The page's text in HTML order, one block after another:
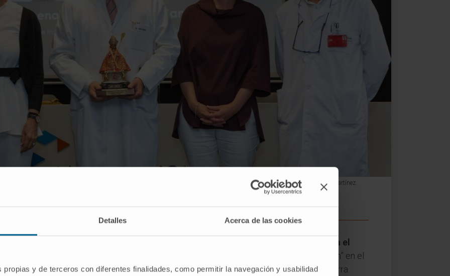
Detalles Acerca de las cookies
propias y de terceros con diferentes finalidades, como permitir la navegación y usabilidad
de Salud, Santos Indurain; el Dr. Jesús San Miguel; la rectora de la Universidad de Navarra, María Iraburu, y el Dr. Nicolás Martínez.
Clínica y Traslacional de la Universidad de Navarra, ha recibido esta mañana el
por haber sido galardonado con el Premio Nacional de Investigación “Gregorio Marañón” en el
a la puesta en marcha del propio Instituto de Investigación Sanitaria de Navarra.